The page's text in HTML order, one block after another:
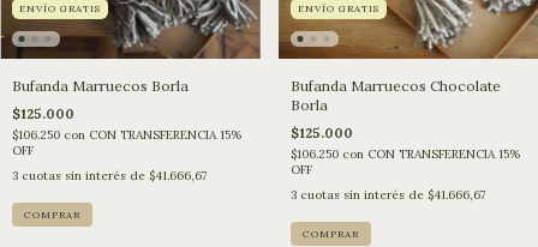
ENVÍO GRATIS
Bufanda Marruecos Borla
$125.000
$106.250 con CON TRANSFERENCIA 15%
OFF
3 cuotas sin interés de $41.666,67
ENVÍO GRATIS
Bufanda Marruecos Chocolate
Borla
$125.000
$106.250 con CON TRANSFERENCIA 15%
OFF
3 cuotas sin interés de $41.666,67